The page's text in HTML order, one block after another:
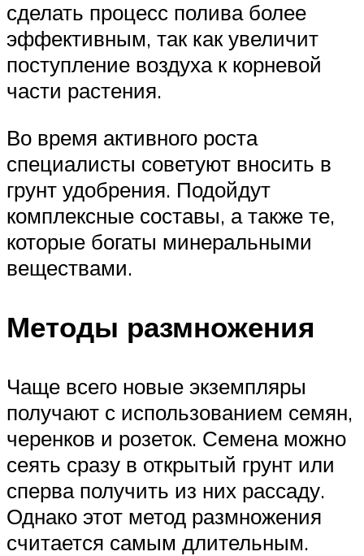
сделать процесс полива более
эффективным, так как увеличит
поступление воздуха к корневой
части растения.
Во время активного роста
специалисты советуют вносить в
грунт удобрения. Подойдут
комплексные составы, а также те,
которые богаты минеральными
веществами.
Методы размножения
Чаще всего новые экземпляры
получают с использованием семян,
черенков и розеток. Семена можно
сеять сразу в открытый грунт или
сперва получить из них рассаду.
Однако этот метод размножения
считается самым длительным.